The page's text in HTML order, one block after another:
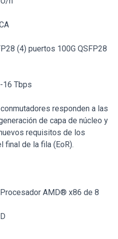
(4) puertos 100G QSFP28
16 Tbps
responden a las
de capa de núcleo y
requisitos de los
final de la fila (EoR).
AMD® x86 de 8